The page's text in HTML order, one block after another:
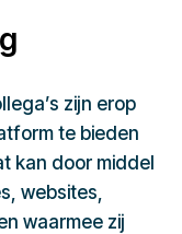
zijn erop
te bieden
kan door middel
websites,
waarmee zij